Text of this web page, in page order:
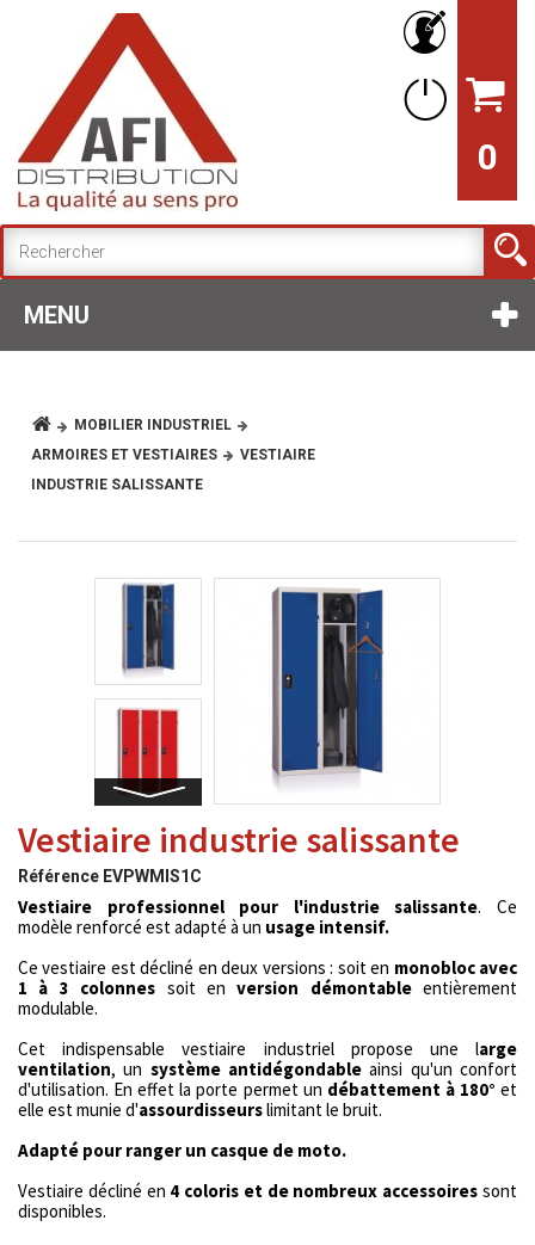
0
MENU
MOBILIER INDUSTRIEL
ARMOIRES ET VESTIAIRES
VESTIAIRE
INDUSTRIE SALISSANTE
Vestiaire industrie salissante
Référence EVPWMIS1C
Vestiaire professionnel pour l'industrie salissante. Ce
modèle renforcé est adapté à un usage intensif.
Ce vestiaire est décliné en deux versions : soit en monobloc avec
1 à 3 colonnes soit enversion démontableentièrement
modulable.
Cet indispensable vestiaire industriel propose une large
ventilation, un système antidégondable ainsi qu'un confort
d'utilisation. En effet la porte permet un débattement à 180° et
elle est munie d'assourdisseurslimitant le bruit.
Adapté pour ranger un casque de moto.
Vestiaire décliné en 4 coloris et de nombreux accessoires sont
disponibles.